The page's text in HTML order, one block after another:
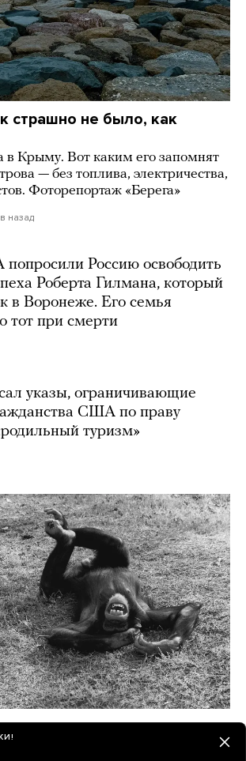
страшно не было, как
в Крыму. Вот каким его запомнят
— без топлива, электричества,
Фоторепортаж «Берега»
назад
Россию освободить
Роберта Гилмана, который
в Воронеже. Его семья
тот при смерти
указы, ограничивающие
США по праву
туризм»
умеют смеяться как
— хихикать